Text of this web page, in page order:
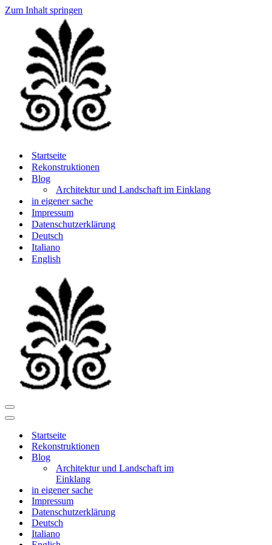
Zum Inhalt springen
Startseite
Rekonstruktionen
Blog
Architektur und Landschaft im Einklang
in eigener sache
Impressum
Datenschutzerklärung
Deutsch
Italiano
English
Navigationsmenü
Navigationsmenü
Startseite
Rekonstruktionen
Blog
Architektur und Landschaft im
Einklang
in eigener sache
Impressum
Datenschutzerklärung
Deutsch
Italiano